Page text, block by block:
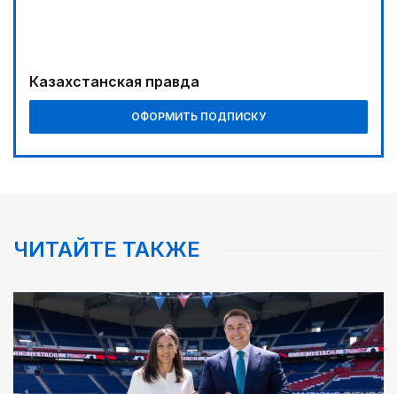
Казахстанская правда
ОФОРМИТЬ ПОДПИСКУ
ЧИТАЙТЕ ТАКЖЕ